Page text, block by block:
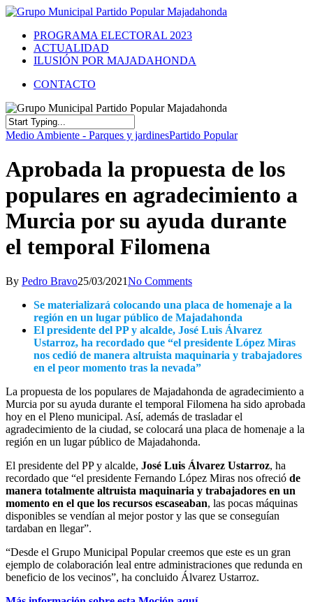
PROGRAMA ELECTORAL 2023
ACTUALIDAD
ILUSIÓN POR MAJADAHONDA
CONTACTO
Medio Ambiente - Parques y jardinesPartido Popular
Aprobada la propuesta de los
populares en agradecimiento a
Murcia por su ayuda durante
el temporal Filomena
By Pedro Bravo25/03/2021No Comments
Se materializará colocando una placa de homenaje a la
región en un lugar público de Majadahonda
El presidente del PP y alcalde, José Luis Álvarez
Ustarroz, ha recordado que “el presidente López Miras
nos cedió de manera altruista maquinaria y trabajadores
en el peor momento tras la nevada”
La propuesta de los populares de Majadahonda de agradecimiento a
Murcia por su ayuda durante el temporal Filomena ha sido aprobada
hoy en el Pleno municipal. Así, además de trasladar el
agradecimiento de la ciudad, se colocará una placa de homenaje a la
región en un lugar público de Majadahonda.
El presidente del PP y alcalde, José Luis Álvarez Ustarroz, ha
recordado que “el presidente Fernando López Miras nos ofreció de
manera totalmente altruista maquinaria y trabajadores en un
momento en el que los recursos escaseaban, las pocas máquinas
disponibles se vendían al mejor postor y las que se conseguían
tardaban en llegar”.
“Desde el Grupo Municipal Popular creemos que este es un gran
ejemplo de colaboración leal entre administraciones que redunda en
beneficio de los vecinos”, ha concluido Álvarez Ustarroz.